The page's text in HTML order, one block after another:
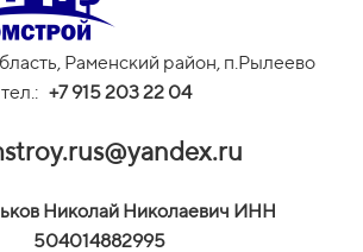
Раменский район, п.Рылеево
тел.: +7 915 203 22 04
Николай Николаевич ИНН
504014882995